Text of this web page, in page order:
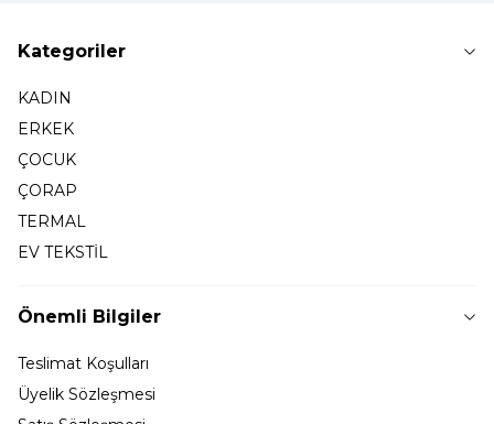
Kategoriler
KADIN
ERKEK
ÇOCUK
ÇORAP
TERMAL
EV TEKSTİL
Önemli Bilgiler
Teslimat Koşulları
Üyelik Sözleşmesi